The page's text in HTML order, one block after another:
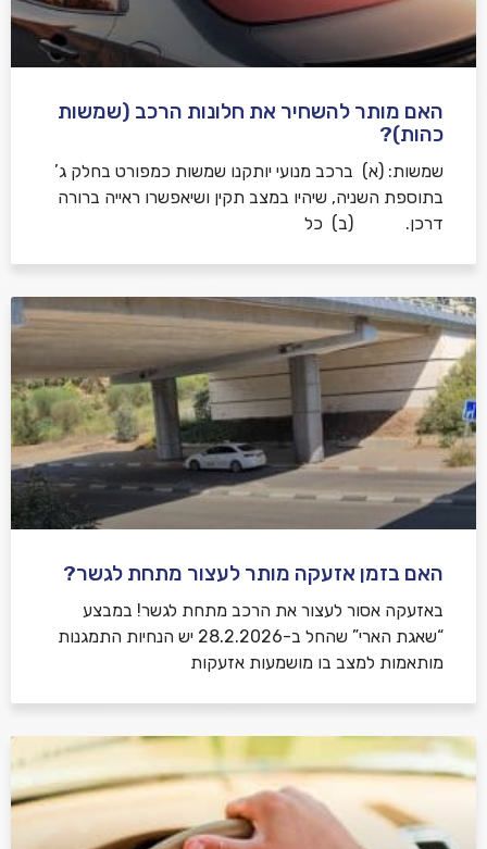
האם מותר להשחיר את חלונות הרכב (שמשות
כהות)?
שמשות: (א) ברכב מנועי יותקנו שמשות כמפורט בחלק ג’
בתוספת השניה, שיהיו במצב תקין ושיאפשרו ראייה ברורה
דרכן. (ב) כל
האם בזמן אזעקה מותר לעצור מתחת לגשר?
באזעקה אסור לעצור את הרכב מתחת לגשר! במבצע
“שאגת הארי” שהחל ב-28.2.2026 יש הנחיות התמגנות
מותאמות למצב בו מושמעות אזעקות